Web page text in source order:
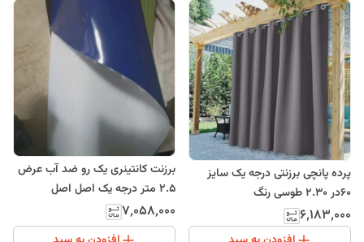
پرده پانچی برزنتی درجه یک سایز
60در 2.30 طوسی رنگ
۶٬۱۸۳٬۰۰۰
برزنت کانتینری یک رو ضد آب عرض
2.5 متر درجه یک اصل اصل
۷٬۰۵۸٬۰۰۰